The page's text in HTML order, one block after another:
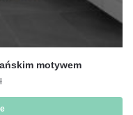
motywem
Zakres
od